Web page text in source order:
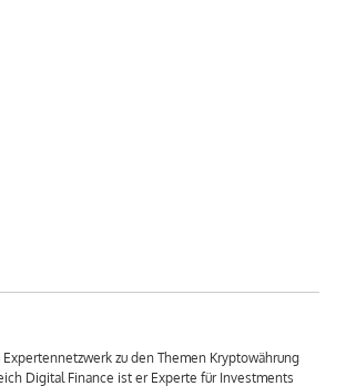
zu den Themen Kryptowährung
Digital Finance ist er Experte für Investments